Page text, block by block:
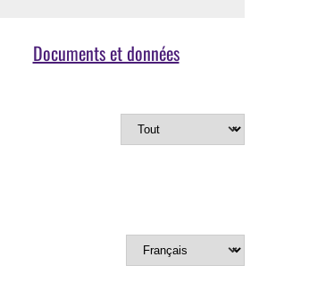
Documents et données